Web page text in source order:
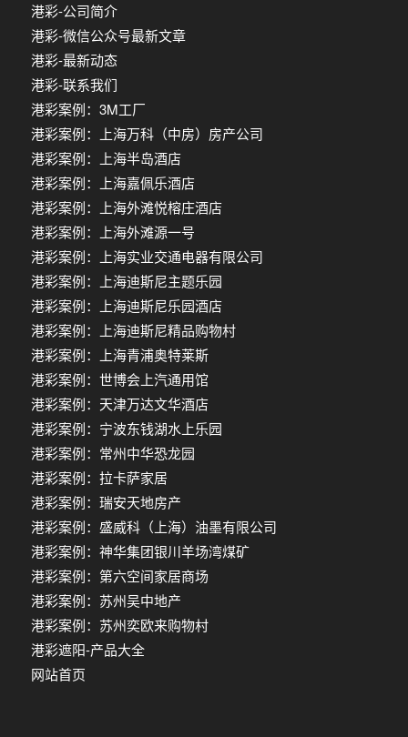
港彩-公司简介
港彩-微信公众号最新文章
港彩-最新动态
港彩-联系我们
港彩案例：3M工厂
港彩案例：上海万科（中房）房产公司
港彩案例：上海半岛酒店
港彩案例：上海嘉佩乐酒店
港彩案例：上海外滩悦榕庄酒店
港彩案例：上海外滩源一号
港彩案例：上海实业交通电器有限公司
港彩案例：上海迪斯尼主题乐园
港彩案例：上海迪斯尼乐园酒店
港彩案例：上海迪斯尼精品购物村
港彩案例：上海青浦奥特莱斯
港彩案例：世博会上汽通用馆
港彩案例：天津万达文华酒店
港彩案例：宁波东钱湖水上乐园
港彩案例：常州中华恐龙园
港彩案例：拉卡萨家居
港彩案例：瑞安天地房产
港彩案例：盛威科（上海）油墨有限公司
港彩案例：神华集团银川羊场湾煤矿
港彩案例：第六空间家居商场
港彩案例：苏州吴中地产
港彩案例：苏州奕欧来购物村
港彩遮阳-产品大全
网站首页